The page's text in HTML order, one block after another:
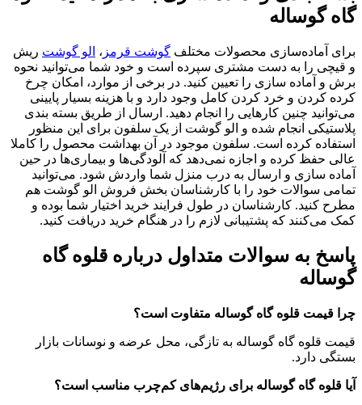
گاه گوساله
برای آماده‌سازی محصولات مختلف گوشت قرمز ، الو گوشت ریش
و قیچی را به دست مشتری سپرده است و خود شما می‌توانید نحوه
برش و آماده سازی را تعیین کنید. در برخی از موارد، امکان چرخ
کرده کردن و خرد کردن کامل وجود دارد و با هزینه بسیار پایینی
می‌توانید چنین کارهایی را انجام دهید. ارسال از طریق بسته بندی
پلاستیکی انجام شده و الو گوشت از یک سلفون برای این منظور
استفاده کرده است. سلفون موجود در آن بهداشت محصول را کاملا
عالی حفظ کرده و اجازه نمی‌دهد که آلودگی‌ها و بیماری‌ها در حین
آماده سازی و ارسال به درب منزل شما واردش شود. می‌توانید
تمامی سوالات خود را با کارشناسان بخش فروش الو گوشت هم
مطرح کنید. کارشناسان در طول فرایند خرید اختیار شما بوده و
کمک می‌کنند که پشتیبانی لازم را در هنگام خرید دریافت کنید.
پاسخ به سوالات متداول درباره قلوه‌ گاه
گوساله
چرا قیمت قلوه‌ گاه گوساله متفاوت است؟
قیمت قلوه‌ گاه گوساله به تازگی، محل عرضه و نوسانات بازار
بستگی دارد.
آیا قلوه‌ گاه گوساله برای رژیم‌های کم‌چرب مناسب است؟